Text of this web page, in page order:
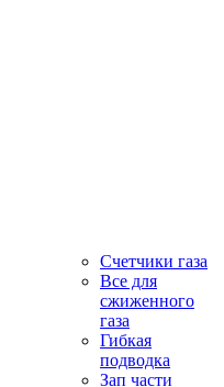
Счетчики газа
Все для
сжиженного
газа
Гибкая
подводка
Зап части